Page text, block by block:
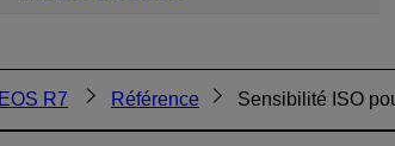
EOS R7 Référence Sensibilité ISO